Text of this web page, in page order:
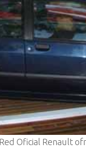
Oficial Renault